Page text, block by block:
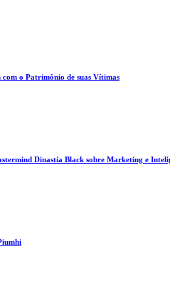
o Patrimônio de suas Vítimas
Dinastia Black sobre Marketing e